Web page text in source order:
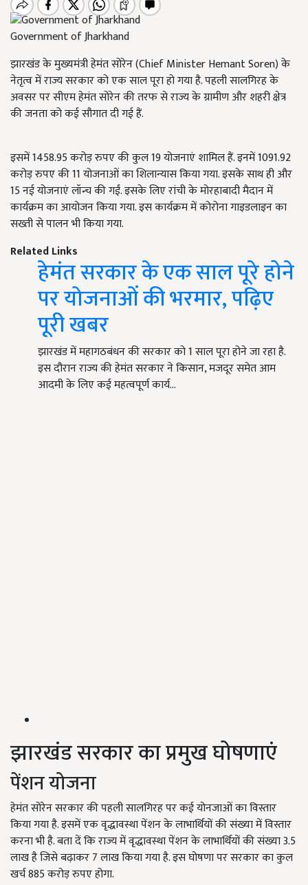
Government of Jharkhand
झारखंड के मुख्यमंत्री हेमंत सोरेन (Chief Minister Hemant Soren) के
नेतृत्व में राज्य सरकार को एक साल पूरा हो गया है. पहली सालगिरह के
अवसर पर सीएम हेमंत सोरेन की तरफ से राज्य के ग्रामीण और शहरी क्षेत्र
की जनता को कई सौगात दी गई हैं.
इसमें 1458.95 करोड़ रुपए की कुल 19 योजनाएं शामिल हैं. इनमें 1091.92
करोड़ रुपए की 11 योजनाओं का शिलान्यास किया गया. इसके साथ ही और
15 नई योजनाएं लॉन्च की गईं. इसके लिए रांची के मोरहाबादी मैदान में
कार्यक्रम का आयोजन किया गया. इस कार्यक्रम में कोरोना गाइडलाइन का
सख्ती से पालन भी किया गया.
Related Links
हेमंत सरकार के एक साल पूरे होने
पर योजनाओं की भरमार, पढ़िए
पूरी खबर
झारखंड में महागठबंधन की सरकार को 1 साल पूरा होने जा रहा है.
इस दौरान राज्य की हेमंत सरकार ने किसान, मजदूर समेत आम
आदमी के लिए कई महत्वपूर्ण कार्य…
झारखंड सरकार का प्रमुख घोषणाएं
पेंशन योजना
हेमंत सोरेन सरकार की पहली सालगिरह पर कई योनजाओं का विस्तार
किया गया है. इसमें एक वृद्धावस्था पेंशन के लाभार्थियों की संख्या में विस्तार
करना भी है. बता दें कि राज्य में वृद्धावस्था पेंशन के लाभार्थियों की संख्या 3.5
लाख है जिसे बढ़ाकर 7 लाख किया गया है. इस घोषणा पर सरकार का कुल
खर्च 885 करोड़ रुपए होगा.